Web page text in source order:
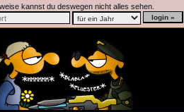
kannst du deswegen nicht alles sehen.